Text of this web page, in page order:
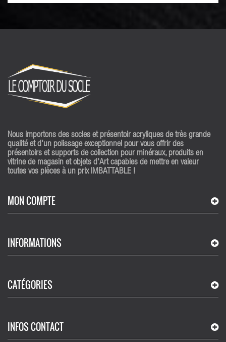
Nous importons des socles et présentoir acryliques de très grande
qualité et d'un polissage exceptionnel pour vous offrir des
présentoirs et supports de collection pour minéraux, produits en
vitrine de magasin et objets d'Art capables de mettre en valeur
toutes vos pièces à un prix IMBATTABLE !
MON COMPTE
INFORMATIONS
CATÉGORIES
INFOS CONTACT